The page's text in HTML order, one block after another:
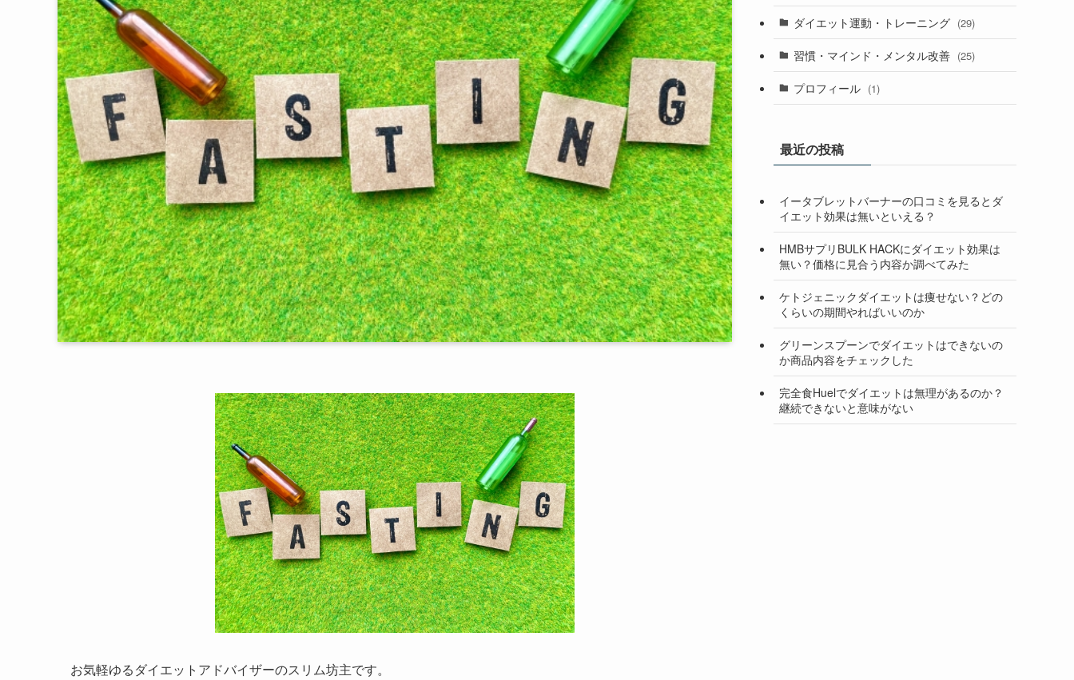
お気軽ゆるダイエットアドバイザーのスリム坊主です。
ダイエット運動・トレーニング (29)
習慣・マインド・メンタル改善 (25)
プロフィール (1)
最近の投稿
イータブレットバーナーの口コミを見るとダ
イエット効果は無いといえる？
HMBサプリBULK HACKにダイエット効果は
無い？価格に見合う内容か調べてみた
ケトジェニックダイエットは痩せない？どの
くらいの期間やればいいのか
グリーンスプーンでダイエットはできないの
か商品内容をチェックした
完全食Huelでダイエットは無理があるのか？
継続できないと意味がない